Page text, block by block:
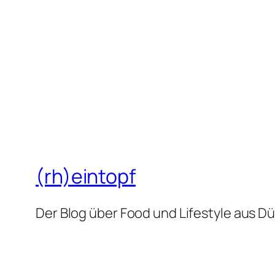
(rh)eintopf
Der Blog über Food und Lifestyle aus